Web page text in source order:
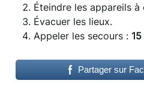
Éteindre les appareils
Évacuer les lieux.
Appeler les secours : 15
Partager sur